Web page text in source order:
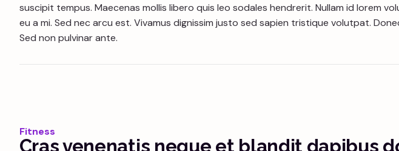
suscipit tempus. Maecenas mollis libero quis leo sodales hendrerit. Nullam id lorem
eu a mi. Sed nec arcu est. Vivamus dignissim justo sed sapien tristique volutpat.
Sed non pulvinar ante.
Fitness
Cras venenatis neque et blandit dapibus